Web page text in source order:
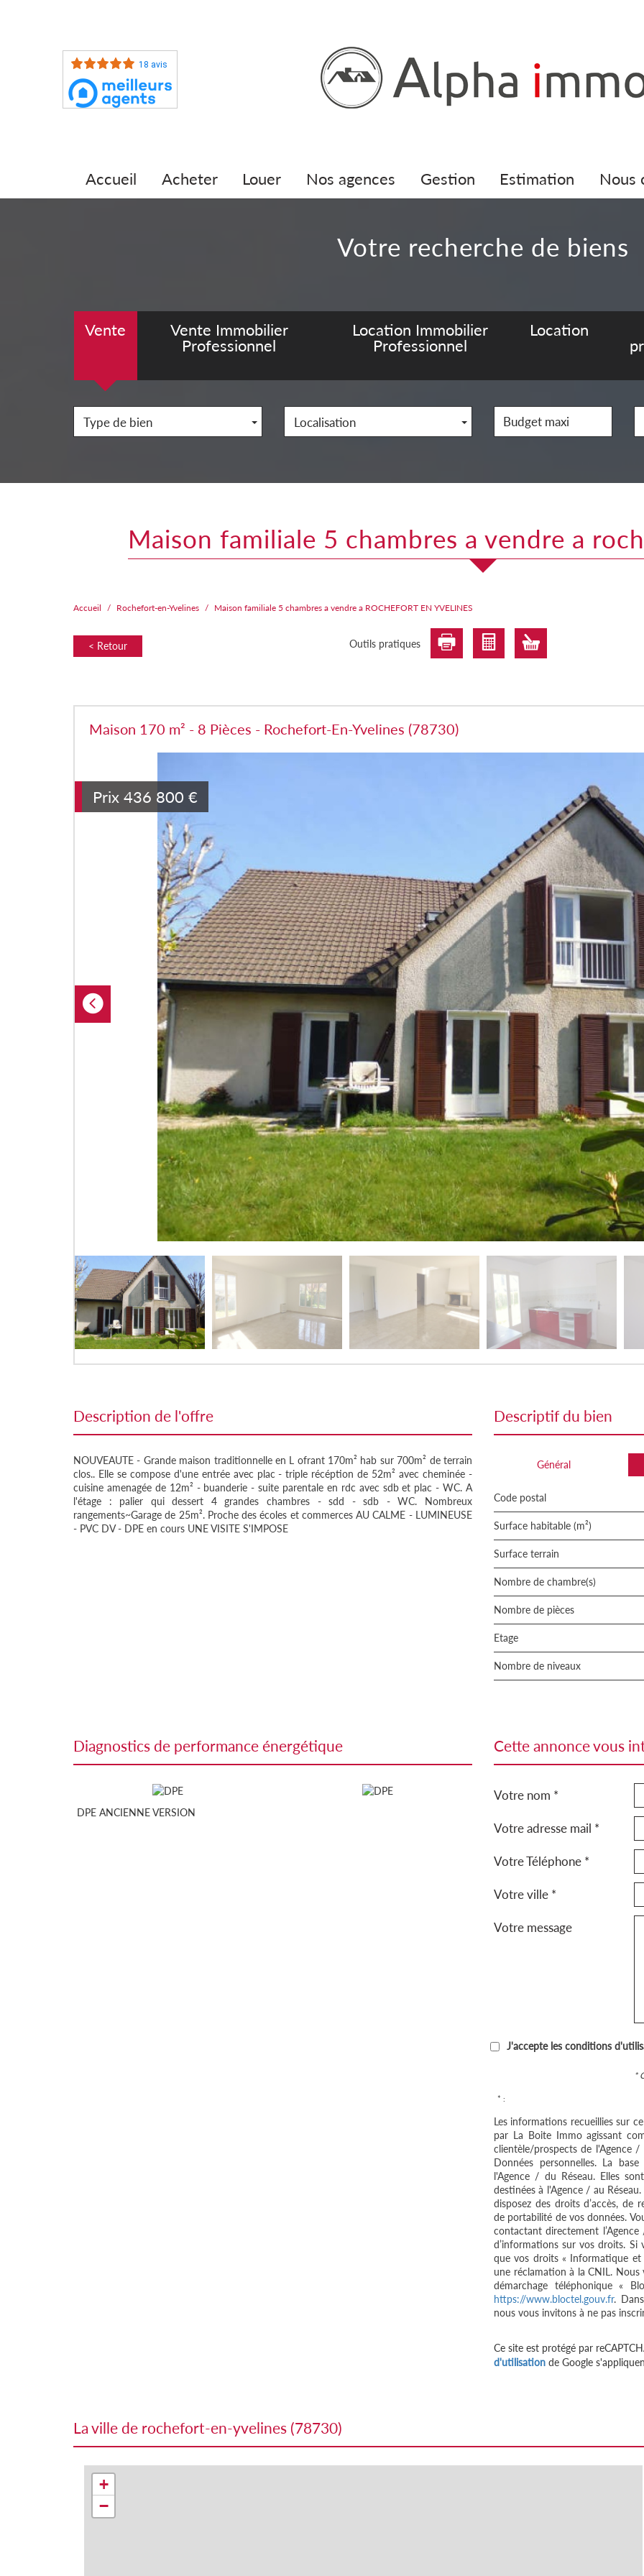
18 avis
accueil acheter louer nos agences gestion estimation
votre recherche de biens
Vente
Vente Immobilier
Professionnel
Location Immobilier
Professionnel
Location
Type de bien Localisation
maison familiale 5 chambres a vendre a
Accueil Rochefort-en-Yvelines Maison familiale 5 chambres a vendre a ROCHEFORT EN YVELINES
< Retour Outils pratiques
Maison 170 m² - 8 Pièces - Rochefort-En-Yvelines (78730)
Prix 436 800 €
description de l'offre
NOUVEAUTE - Grande maison traditionnelle en L ofrant 170m² hab sur 700m² de terrain
clos.. Elle se compose d'une entrée avec plac - triple récéption de 52m² avec cheminée -
cuisine amenagée de 12m² - buanderie - suite parentale en rdc avec sdb et plac - WC. A
l'étage : palier qui dessert 4 grandes chambres - sdd - sdb - WC. Nombreux
rangements~Garage de 25m². Proche des écoles et commerces AU CALME - LUMINEUSE
- PVC DV - DPE en cours UNE VISITE S'IMPOSE
descriptif du bien
Général
Code postal
Surface habitable (m²)
surface terrain
Nombre de chambre(s)
Nombre de pièces
Etage
Nombre de niveaux
diagnostics de performance énergétique
DPE ANCIENNE VERSION
cette annonce vous
Votre nom *
Votre adresse mail *
Votre Téléphone *
Votre ville *
Votre message
J'accepte les conditions
*
* :
Les informations recueillies sur
par La Boite Immo agissant
clientèle/prospects de l'Agence
Données personnelles. La
l'Agence / du Réseau. Elles
destinées à l'Agence / au
disposez des droits d’accès, de
de portabilité de vos données.
contactant directement
d’informations sur vos droits. Si
que vos droits « Informatique et
une réclamation à la CNIL.
démarchage téléphonique «
https://www.bloctel.gouv.fr.
nous vous invitons à ne pas
Ce site est protégé par
d'utilisation de Google
la ville de rochefort-en-yvelines (78730)
+
−